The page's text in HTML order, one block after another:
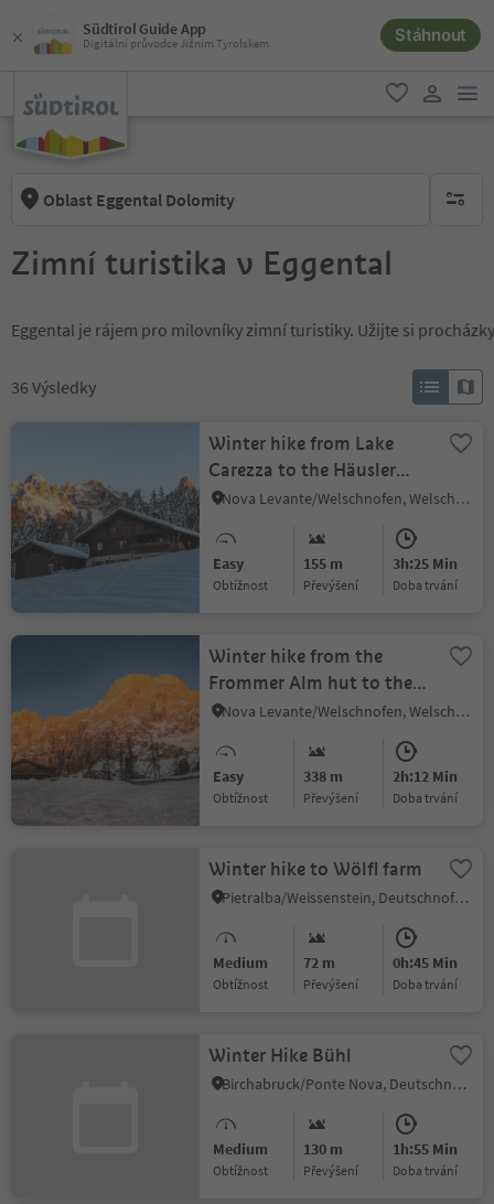
Südtirol Guide App
Digitální průvodce Jižním Tyrolskem Stáhnout
oblíbené
Oblast Eggental Dolomity brak
Zimní turistika v Eggental
Eggental je rájem pro milovníky zimní turistiky. Užijte si
36 Výsledky
Winter hike from Lake
Carezza to the Häusler
Sam hut
Nova Levante/Welschnofen, Welschnofen/Nova Levante, Dolomites Region Eggental
Easy
Obtížnost
155 m
Převýšení
3h:25 Min
doba trvání
Winter hike from the
Frommer Alm hut to the
Messnerjoch hut
Nova Levante/Welschnofen, Welschnofen/Nova Levante, Dolomites Region Eggental
Easy
Obtížnost
338 m
Převýšení
2h:12 Min
doba trvání
Winter hike to Wölfl farm
Pietralba/Weissenstein, Deutschnofen/Nova Ponente, Dolomites Region Eggental
Medium
Obtížnost
72 m
Převýšení
0h:45 Min
doba trvání
Winter Hike Bühl
Birchabruck/Ponte Nova, Deutschnofen/Nova Ponente, Dolomites Region Eggental
Medium
Obtížnost
130 m
Převýšení
1h:55 Min
doba trvání